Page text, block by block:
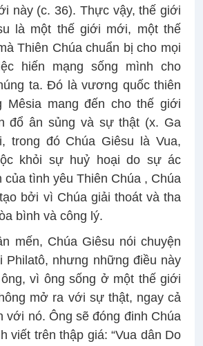
này (c. 36). Thực vậy, thế giới
là một thế giới mới, một thế
Thiên Chúa chuẩn bị cho mọi
hiến mạng sống mình cho
ta. Đó là vương quốc thiên
Mêsia mang đến cho thế giới
đổ ân sủng và sự thật (x. Ga
trong đó Chúa Giêsu là Vua,
khỏi sự huỷ hoại do sự ác
của tình yêu Thiên Chúa , Chúa
bởi vì Chúa giải thoát và tha
bình và công lý.
mến, Chúa Giêsu nói chuyện
nhưng những điều này
vì ông sống ở một thế giới
mở ra với sự thật, ngay cả
với nó. Ông sẽ đóng đinh Chúa
viết trên thập giá: “Vua dân Do